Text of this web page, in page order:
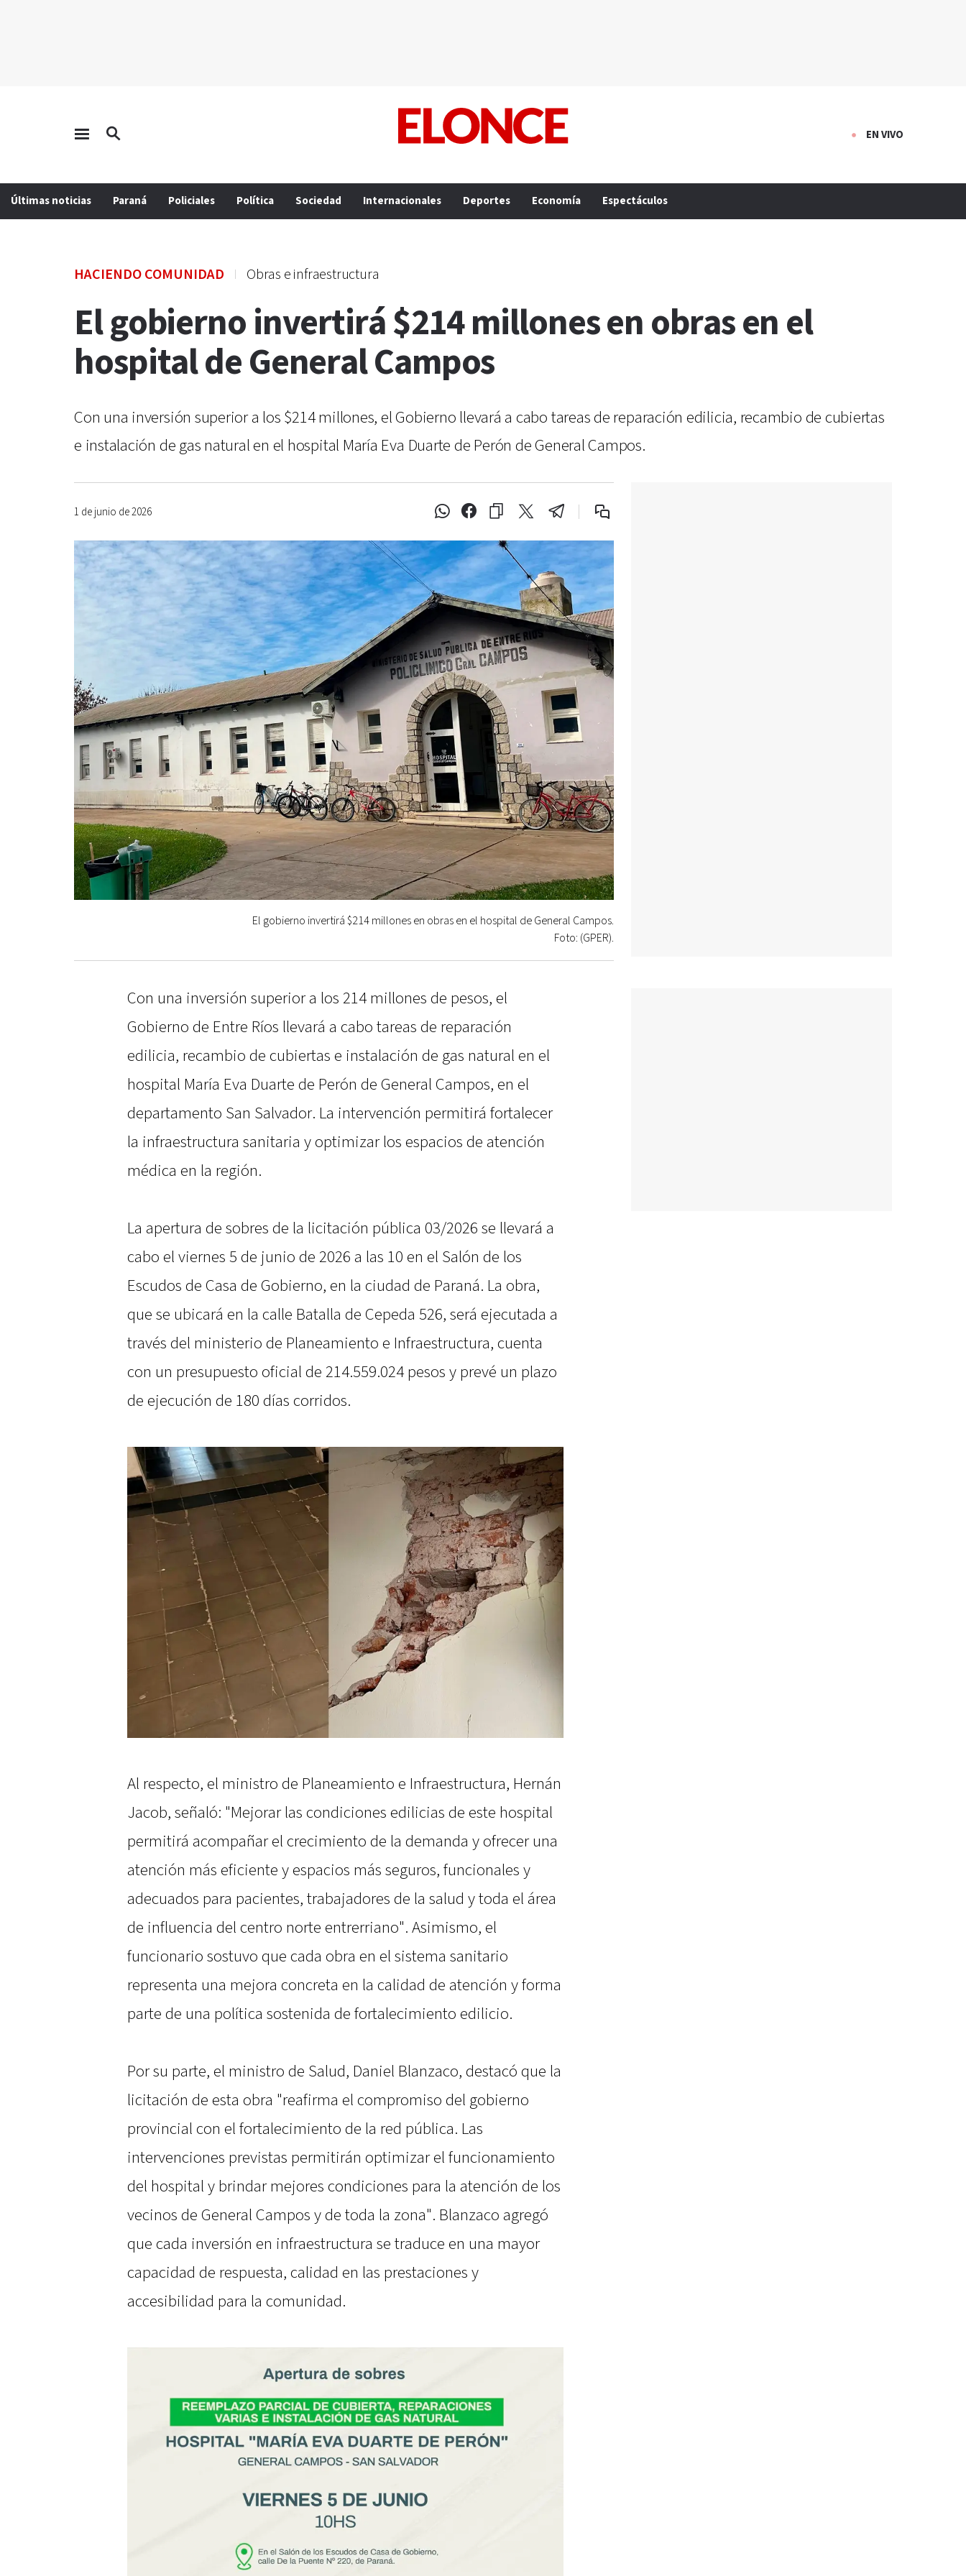
EN VIVO
Últimas noticias Paraná Policiales Política Sociedad Internacionales Deportes Economía Espectáculos
HACIENDO COMUNIDAD Obras e infraestructura
El gobierno invertirá $214 millones en obras en el
hospital de General Campos
Con una inversión superior a los $214 millones, el Gobierno llevará a cabo tareas de reparación edilicia, recambio de cubiertas
e instalación de gas natural en el hospital María Eva Duarte de Perón de General Campos.
1 de junio de 2026
El gobierno invertirá $214 millones en obras en el hospital de General Campos.
Foto: (GPER).
Con una inversión superior a los 214 millones de pesos, el
Gobierno de Entre Ríos llevará a cabo tareas de reparación
edilicia, recambio de cubiertas e instalación de gas natural en el
hospital María Eva Duarte de Perón de General Campos, en el
departamento San Salvador. La intervención permitirá fortalecer
la infraestructura sanitaria y optimizar los espacios de atención
médica en la región.
La apertura de sobres de la licitación pública 03/2026 se llevará a
cabo el viernes 5 de junio de 2026 a las 10 en el Salón de los
Escudos de Casa de Gobierno, en la ciudad de Paraná. La obra,
que se ubicará en la calle Batalla de Cepeda 526, será ejecutada a
través del ministerio de Planeamiento e Infraestructura, cuenta
con un presupuesto oficial de 214.559.024 pesos y prevé un plazo
de ejecución de 180 días corridos.
Al respecto, el ministro de Planeamiento e Infraestructura, Hernán
Jacob, señaló: "Mejorar las condiciones edilicias de este hospital
permitirá acompañar el crecimiento de la demanda y ofrecer una
atención más eficiente y espacios más seguros, funcionales y
adecuados para pacientes, trabajadores de la salud y toda el área
de influencia del centro norte entrerriano". Asimismo, el
funcionario sostuvo que cada obra en el sistema sanitario
representa una mejora concreta en la calidad de atención y forma
parte de una política sostenida de fortalecimiento edilicio.
Por su parte, el ministro de Salud, Daniel Blanzaco, destacó que la
licitación de esta obra "reafirma el compromiso del gobierno
provincial con el fortalecimiento de la red pública. Las
intervenciones previstas permitirán optimizar el funcionamiento
del hospital y brindar mejores condiciones para la atención de los
vecinos de General Campos y de toda la zona". Blanzaco agregó
que cada inversión en infraestructura se traduce en una mayor
capacidad de respuesta, calidad en las prestaciones y
accesibilidad para la comunidad.